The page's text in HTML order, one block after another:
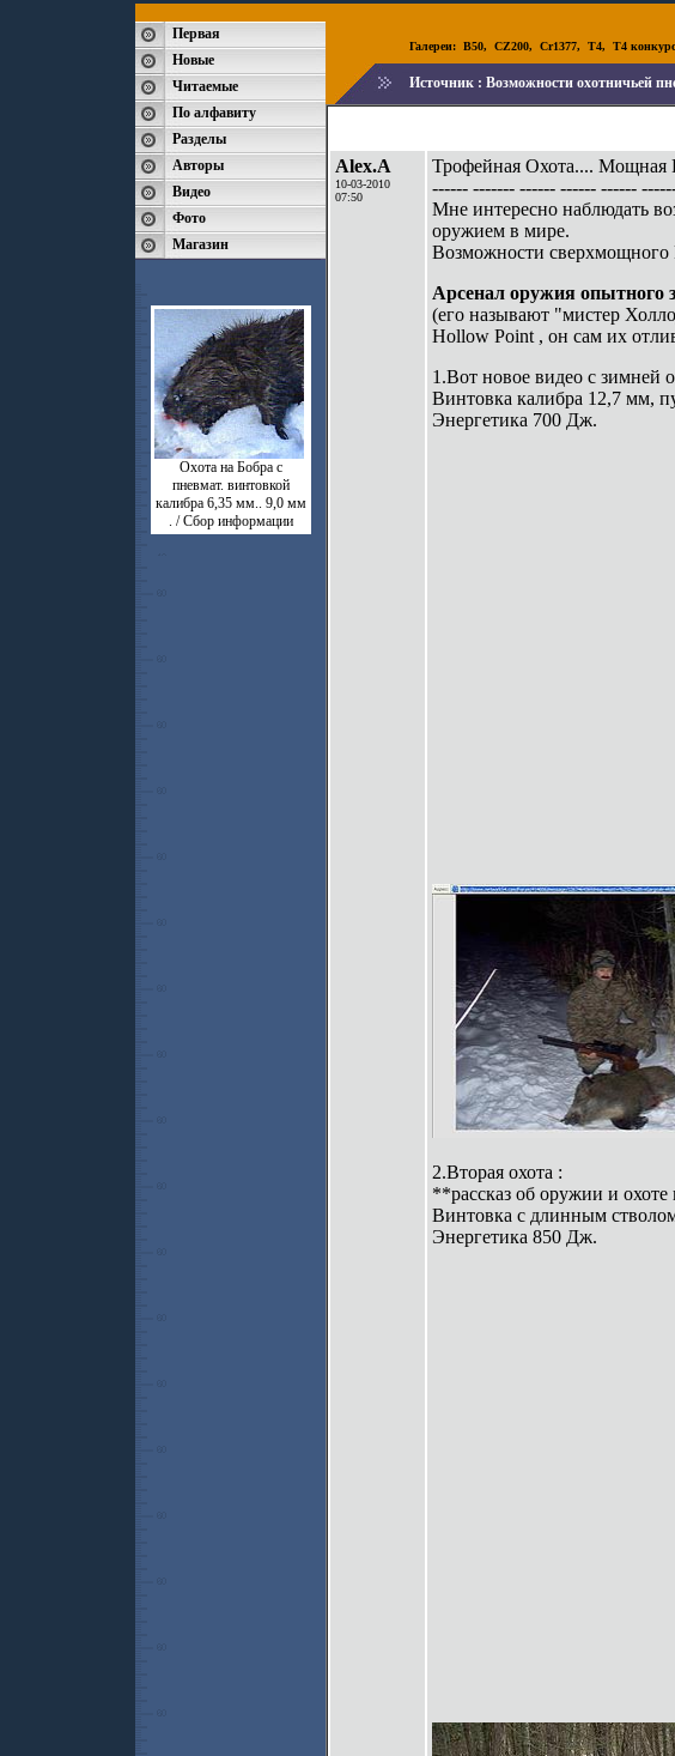
Первая
Новые
Читаемые
По алфавиту
Разделы
Авторы
Видео
Фото
Магазин
Охота на Бобра с
пневмат. винтовкой
калибра 6,35 мм.. 9,0 мм
. / Сбор информации
Галереи: B50, CZ200, Cr1377, T4, T4 конкурс
Источник : Возможности охотничьей
Alex.A
10-03-2010
07:50
Трофейная Охота.... Мощная
------ ------- ------ ------ ------
Мне интересно наблюдать
оружием в мире.
Возможности сверхмощного
Арсенал оружия опытного
(его называют "мистер
Hollow Point , он сам их
1.Вот новое видео с зимней
Винтовка калибра 12,7 мм,
Энергетика 700 Дж.
2.Вторая охота :
**рассказ об оружии и
Винтовка с длинным
Энергетика 850 Дж.